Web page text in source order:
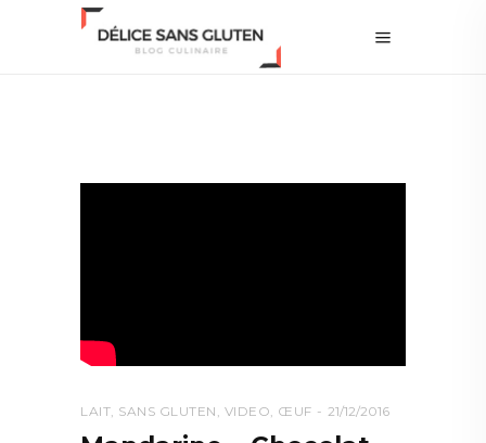
LAIT SANS GLUTEN VIDEO ŒUF 21/12/2016